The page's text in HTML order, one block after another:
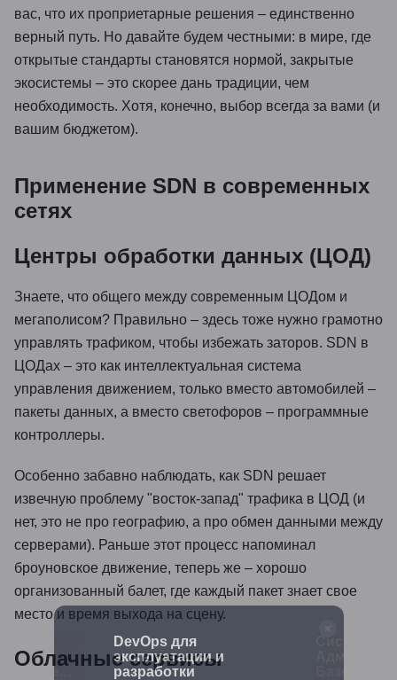
вас, что их проприетарные решения – единственно
верный путь. Но давайте будем честными: в мире, где
открытые стандарты становятся нормой, закрытые
экосистемы – это скорее дань традиции, чем
необходимость. Хотя, конечно, выбор всегда за вами (и
вашим бюджетом).
Применение SDN в современных
сетях
Центры обработки данных (ЦОД)
Знаете, что общего между современным ЦОДом и
мегаполисом? Правильно – здесь тоже нужно грамотно
управлять трафиком, чтобы избежать заторов. SDN в
ЦОДах – это как интеллектуальная система
управления движением, только вместо автомобилей –
пакеты данных, а вместо светофоров – программные
контроллеры.
Особенно забавно наблюдать, как SDN решает
извечную проблему "восток-запад" трафика в ЦОД (и
нет, это не про географию, а про обмен данными между
серверами). Раньше этот процесс напоминал
броуновское движение, теперь же – хорошо
организованный балет, где каждый пакет знает свое
место и время выхода на сцену.
Облачные сервисы
DevOps для
эксплуатации и
разработки